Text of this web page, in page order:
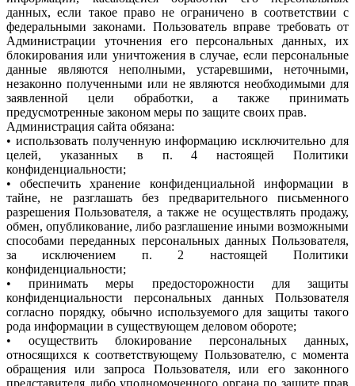
данных, если такое право не ограничено в соответствии с
федеральными законами. Пользователь вправе требовать от
Администрации уточнения его персональных данных, их
блокирования или уничтожения в случае, если персональные
данные являются неполными, устаревшими, неточными,
незаконно полученными или не являются необходимыми для
заявленной цели обработки, а также принимать
предусмотренные законом меры по защите своих прав.
Администрация сайта обязана:
• использовать полученную информацию исключительно для
целей, указанных в п. 4 настоящей Политики
конфиденциальности;
• обеспечить хранение конфиденциальной информации в
тайне, не разглашать без предварительного письменного
разрешения Пользователя, а также не осуществлять продажу,
обмен, опубликование, либо разглашение иными возможными
способами переданных персональных данных Пользователя,
за исключением п. 2 настоящей Политики
конфиденциальности;
• принимать меры предосторожности для защиты
конфиденциальности персональных данных Пользователя
согласно порядку, обычно используемого для защиты такого
рода информации в существующем деловом обороте;
• осуществить блокирование персональных данных,
относящихся к соответствующему Пользователю, с момента
обращения или запроса Пользователя, или его законного
представителя либо уполномоченного органа по защите прав